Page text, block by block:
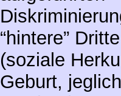
“hintere”
(soziale
Geburt,